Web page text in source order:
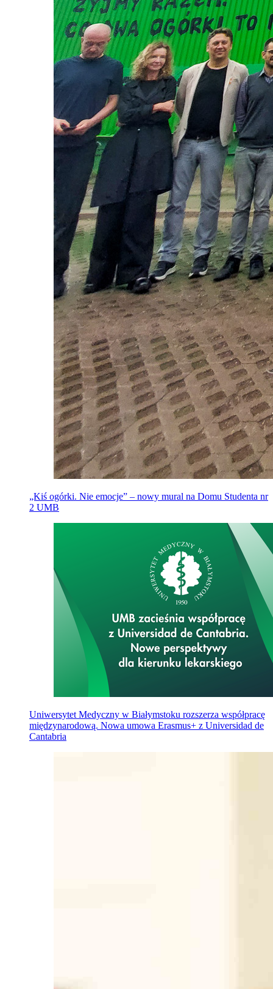
„Kiś ogórki. Nie emocje” – nowy mural na Domu Studenta nr
2 UMB
Uniwersytet Medyczny w Białymstoku rozszerza współpracę
międzynarodową. Nowa umowa Erasmus+ z Universidad de
Cantabria